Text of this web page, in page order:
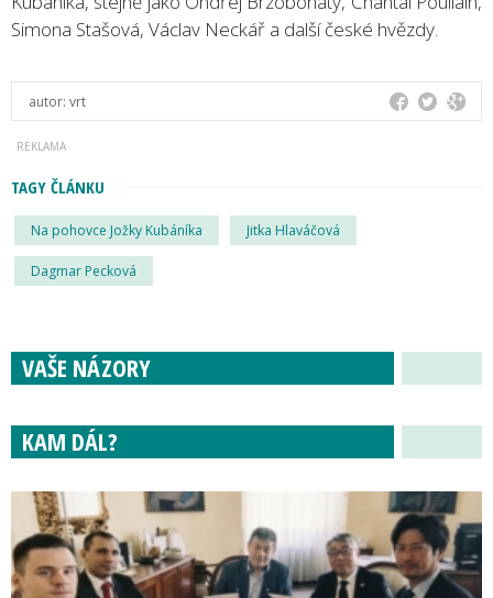
Simona Stašová, Václav Neckář a další české hvězdy.
autor: vrt
TAGY ČLÁNKU
Na pohovce Jožky Kubáníka Jitka Hlaváčová
Dagmar Pecková
VAŠE NÁZORY
KAM DÁL?